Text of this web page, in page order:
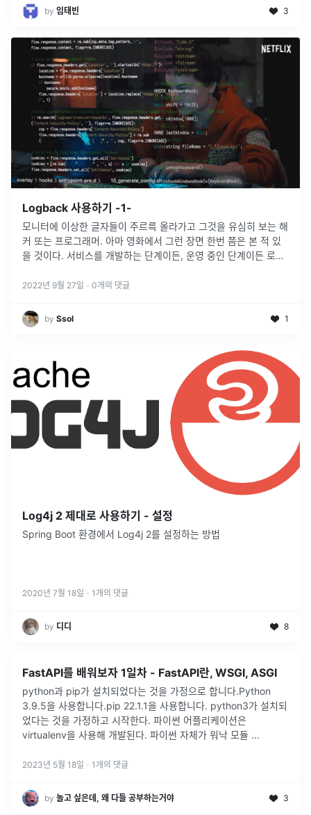
by 임태빈 3
Logback 사용하기 -1-
모니터에 이상한 글자들이 주르륵 올라가고 그것을 유심히 보는 해
커 또는 프로그래머. 아마 영화에서 그런 장면 한번 쯤은 본 적 있
을 것이다. 서비스를 개발하는 단계이든, 운영 중인 단계이든 로깅
록 하자!...
2022년 9월 27일 · 0개의 댓글
by Ssol 1
Log4j 2 제대로 사용하기 - 설정
Spring Boot 환경에서 Log4j 2를 설정하는 방법
2020년 7월 18일 · 1 개의 댓글
by 디디 8
FastAPI를 배워보자 1일차 - FastAPI란, WSGI, ASGI
python과 pip가 설치되었다는 것을 가정으로 합니다.Python
3.9.5을 사용합니다.pip 22.1.1을 사용합니다. python3가 설치되
었다는 것을 가정하고 시작한다. 파이썬 어플리케이션은
virtualenv을 사용해 개발된다. 파이썬 자체가 워낙 모듈 ...
2023년 5월 18일 · 1 개의 댓글
by 놀고 싶은데, 왜 다들 공부하는거야 3